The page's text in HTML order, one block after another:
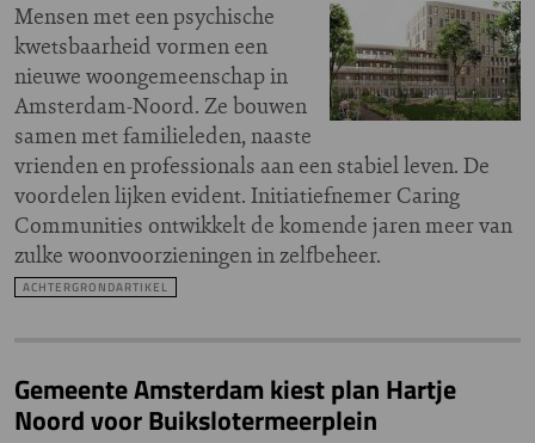
Mensen met een psychische
kwetsbaarheid vormen een
nieuwe woongemeenschap in
Amsterdam-Noord. Ze bouwen
samen met familieleden, naaste
vrienden en professionals aan een stabiel leven. De
voordelen lijken evident. Initiatiefnemer Caring
Communities ontwikkelt de komende jaren meer van
zulke woonvoorzieningen in zelfbeheer.
ACHTERGRONDARTIKEL
Gemeente Amsterdam kiest plan Hartje
Noord voor Buikslotermeerplein